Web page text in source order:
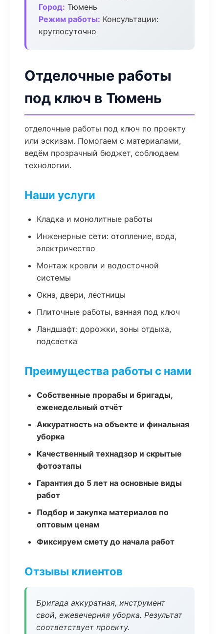
Город: Тюмень
Режим работы: Консультации:
круглосуточно
Отделочные работы
под ключ в Тюмень
отделочные работы под ключ по проекту
или эскизам. Помогаем с материалами,
ведём прозрачный бюджет, соблюдаем
технологии.
Наши услуги
Кладка и монолитные работы
Инженерные сети: отопление, вода,
электричество
Монтаж кровли и водосточной
системы
Окна, двери, лестницы
Плиточные работы, ванная под ключ
Ландшафт: дорожки, зоны отдыха,
подсветка
Преимущества работы с нами
Собственные прорабы и бригады,
еженедельный отчёт
Аккуратность на объекте и финальная
уборка
Качественный технадзор и скрытые
фотоэтапы
Гарантия до 5 лет на основные виды
работ
Подбор и закупка материалов по
оптовым ценам
Фиксируем смету до начала работ
Отзывы клиентов
Бригада аккуратная, инструмент
свой, ежевечерняя уборка. Результат
соответствует проекту.